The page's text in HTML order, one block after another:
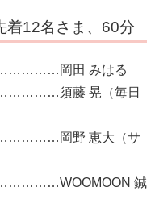
12名さま、60分
岡田 みはる
須藤 晃（毎日
岡野 恵大（サ
鍼